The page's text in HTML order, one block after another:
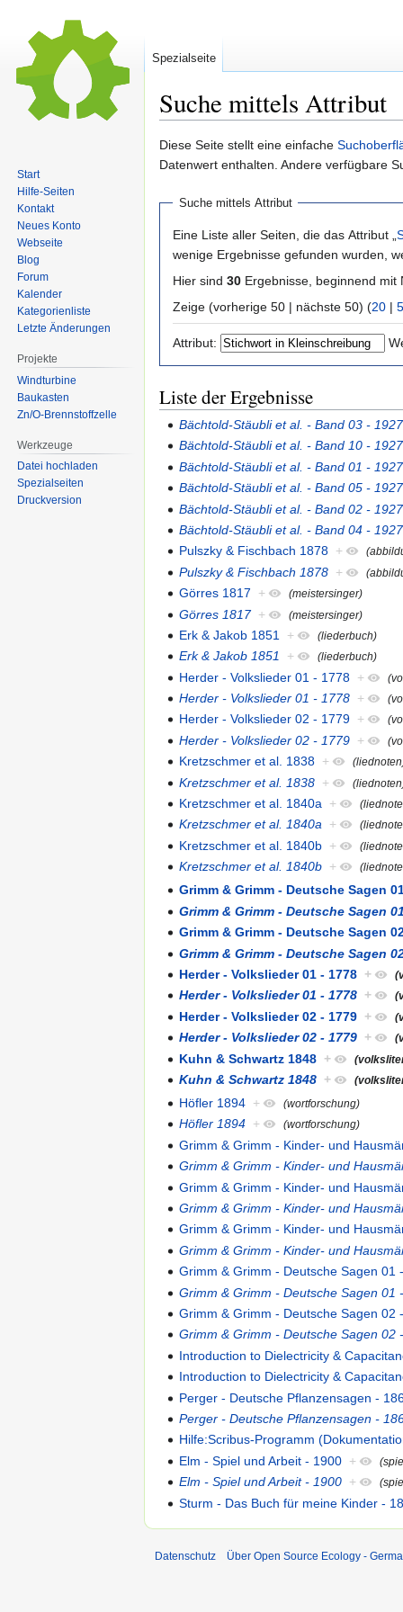
Suche mittels Attribut
Zur
Navigation
Zur
Suche
Diese Seite stellt eine einfache
Datenwert enthalten. Andere verfügbare
Suche mittels Attribut
Eine Liste aller Seiten, die das Attribut „
wenige Ergebnisse gefunden wurden,
Hier sind 30 Ergebnisse, beginnend
Zeige (vorherige 50 | nächste 50) (20 |
Attribut:
Liste der Ergebnisse
Bächtold-Stäubli et al. - Band 03 - 1927
Bächtold-Stäubli et al. - Band 10 - 1927
Bächtold-Stäubli et al. - Band 01 - 1927
Bächtold-Stäubli et al. - Band 05 - 1927
Bächtold-Stäubli et al. - Band 02 - 1927
Bächtold-Stäubli et al. - Band 04 - 1927
Pulszky & Fischbach 1878 +
Pulszky & Fischbach 1878 +
Görres 1817 + (meistersinger)
Görres 1817 + (meistersinger)
Erk & Jakob 1851 + (liederbuch)
Erk & Jakob 1851 + (liederbuch)
Herder - Volkslieder 01 - 1778 +
Herder - Volkslieder 01 - 1778 +
Herder - Volkslieder 02 - 1779 +
Herder - Volkslieder 02 - 1779 +
Kretzschmer et al. 1838 +
Kretzschmer et al. 1838 +
Kretzschmer et al. 1840a +
Kretzschmer et al. 1840a +
Kretzschmer et al. 1840b +
Kretzschmer et al. 1840b +
Grimm & Grimm - Deutsche Sagen
Grimm & Grimm - Deutsche Sagen
Grimm & Grimm - Deutsche Sagen
Grimm & Grimm - Deutsche Sagen
Herder - Volkslieder 01 - 1778 +
Herder - Volkslieder 01 - 1778 +
Herder - Volkslieder 02 - 1779 +
Herder - Volkslieder 02 - 1779 +
Kuhn & Schwartz 1848 +
Kuhn & Schwartz 1848 +
Höfler 1894 + (wortforschung)
Höfler 1894 + (wortforschung)
Grimm & Grimm - Kinder- und
Grimm & Grimm - Kinder- und
Grimm & Grimm - Kinder- und
Grimm & Grimm - Kinder- und
Grimm & Grimm - Kinder- und
Grimm & Grimm - Kinder- und
Grimm & Grimm - Deutsche Sagen 01
Grimm & Grimm - Deutsche Sagen 01
Grimm & Grimm - Deutsche Sagen 02
Grimm & Grimm - Deutsche Sagen 02
Introduction to Dielectricity &
Introduction to Dielectricity &
Perger - Deutsche Pflanzensagen -
Perger - Deutsche Pflanzensagen -
Hilfe:Scribus-Programm
Elm - Spiel und Arbeit - 1900 +
Elm - Spiel und Arbeit - 1900 +
Sturm - Das Buch für meine Kinder -
Spezialseite
Start
Hilfe-Seiten
Kontakt
Neues Konto
Webseite
Blog
Forum
Kalender
Kategorienliste
Letzte Änderungen
Projekte
Windturbine
Baukasten
Zn/O-Brennstoffzelle
Werkzeuge
Datei hochladen
Spezialseiten
Druckversion
Datenschutz Über Open Source Ecology -